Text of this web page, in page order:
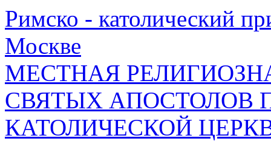
Римско - католический
Москве
МЕСТНАЯ
СВЯТЫХ АПОСТОЛОВ
КАТОЛИЧЕСКОЙ